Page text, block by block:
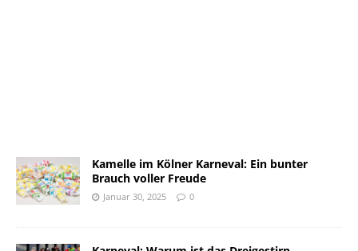
Kamelle im Kölner Karneval: Ein bunter
Brauch voller Freude
Januar 30, 2025 0